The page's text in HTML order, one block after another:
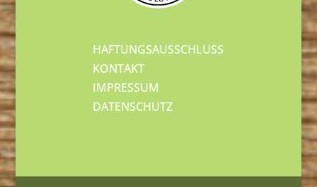
HAFTUNGSAUSSCHLUSS
KONTAKT
IMPRESSUM
DATENSCHUTZ